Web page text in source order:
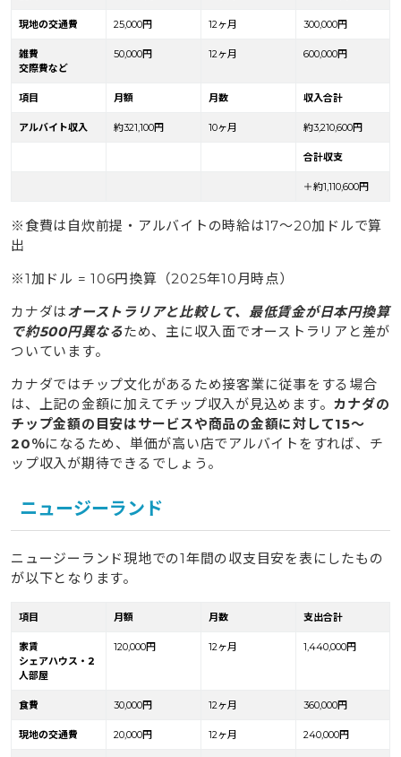
現地の交通費 25,000円 12ヶ月 300,000円
雑費
交際費など
50,000円 12ヶ月 600,000円
項目 月額 月数 収入合計
アルバイト収入 約321,100円 10ヶ月 約3,210,600円
合計収支
＋約1,110,600円
※食費は自炊前提・アルバイトの時給は17〜20加ドルで算
出
※1加ドル = 106円換算（2025年10月時点）
カナダはオーストラリアと比較して、最低賃金が日本円換算
で約500円異なるため、主に収入面でオーストラリアと差が
ついています。
カナダではチップ文化があるため接客業に従事をする場合
は、上記の金額に加えてチップ収入が見込めます。 カナダの
チップ金額の目安はサービスや商品の金額に対して15〜
20％になるため、単価が高い店でアルバイトをすれば、チ
ップ収入が期待できるでしょう。
ニュージーランド
ニュージーランド現地での1年間の収支目安を表にしたもの
が以下となります。
項目 月額 月数 支出合計
家賃
シェアハウス・2
人部屋
120,000円 12ヶ月 1,440,000円
食費 30,000円 12ヶ月 360,000円
現地の交通費 20,000円 12ヶ月 240,000円